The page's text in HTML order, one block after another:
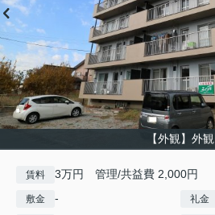
【外観】外観
賃料 3万円 管理/共益費 2,000円
敷金 - 礼金